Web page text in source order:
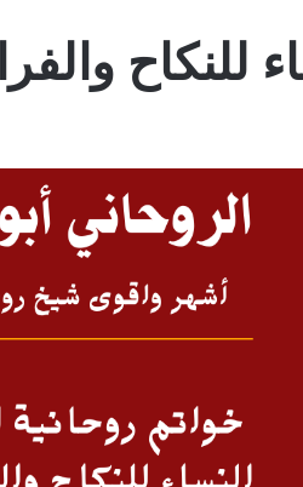
للنكاح